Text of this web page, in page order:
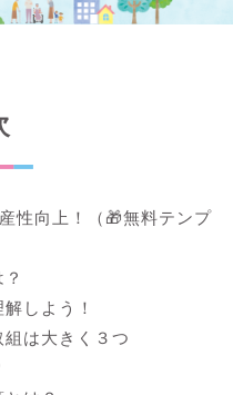
性向上！（🎁無料テンプ
しよう！
は大きく３つ